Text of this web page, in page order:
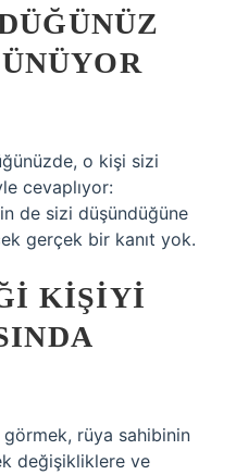
o kişi sizi
cevaplıyor:
de sizi düşündüğüne
gerçek bir kanıt yok.
KIŞIYI
rüya sahibinin
değişikliklere ve